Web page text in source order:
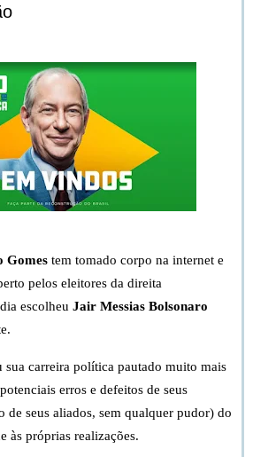
Gomes tem tomado corpo na internet e
pelos eleitores da direita
escolheu Jair Messias Bolsonaro
sua carreira política pautado muito mais
erros e defeitos de seus
de seus aliados, sem qualquer pudor) do
às próprias realizações.